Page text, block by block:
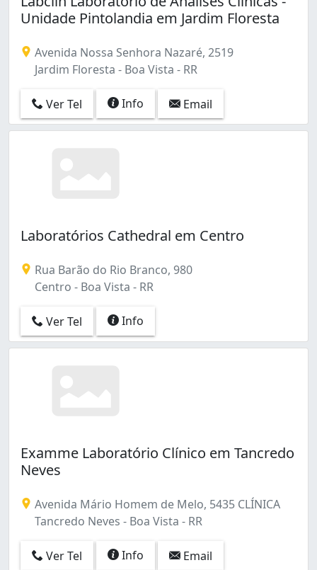
Senador Hélio Campos (2)
São Francisco (3)
Trinta e Um de Março (1)
Unidade Pintolandia em Jardim Floresta
Avenida Nossa Senhora Nazaré, 2519
Jardim Floresta - Boa Vista - RR
Ver Tel Info Email
Laboratórios Cathedral em Centro
Rua Barão do Rio Branco, 980
Centro - Boa Vista - RR
Ver Tel Info
Examme Laboratório Clínico em Tancredo
Neves
Avenida Mário Homem de Melo, 5435 CLÍNICA
Tancredo Neves - Boa Vista - RR
Ver Tel Info Email